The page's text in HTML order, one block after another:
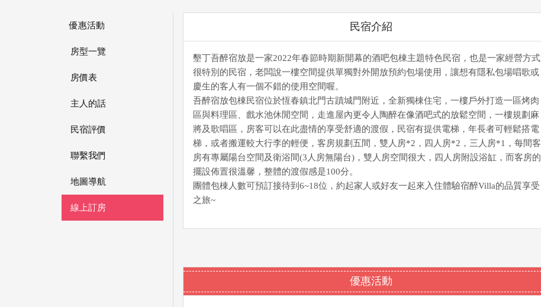
優惠活動
房型一覽
房價表
主人的話
民宿評價
聯繫我們
地圖導航
線上訂房
民宿介紹
墾丁吾醉宿放是一家2022年春節時期新開幕的酒吧包棟主題特色民宿，也是一家經營方式
很特別的民宿，老闆說一樓空間提供單獨對外開放預約包場使用，讓想有隱私包場唱歌或
慶生的客人有一個不錯的使用空間喔。
吾醉宿放包棟民宿位於恆春鎮北門古蹟城門附近，全新獨棟住宅，一樓戶外打造一區烤肉
區與料理區、戲水池休閒空間，走進屋內更令人陶醉在像酒吧式的放鬆空間，一樓規劃麻
將及歌唱區，房客可以在此盡情的享受舒適的渡假，民宿有提供電梯，年長者可輕鬆搭電
梯，或者搬運較大行李的輕便，客房規劃五間，雙人房*2，四人房*2，三人房*1，每間客
房有專屬陽台空間及衛浴間(3人房無陽台)，雙人房空間很大，四人房附設浴缸，而客房的
擺設佈置很溫馨，整體的渡假感是100分。
團體包棟人數可預訂接待到6~18位，約起家人或好友一起來入住體驗宿醉Villa的品質享受
之旅~
優惠活動